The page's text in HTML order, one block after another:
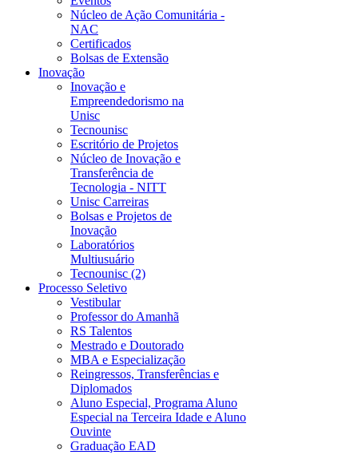
Núcleo de Ação Comunitária -
NAC
Certificados
Bolsas de Extensão
Inovação
Inovação e
Empreendedorismo na
Unisc
Tecnounisc
Escritório de Projetos
Núcleo de Inovação e
Transferência de
Tecnologia - NITT
Unisc Carreiras
Bolsas e Projetos de
Inovação
Laboratórios
Multiusuário
Tecnounisc (2)
Processo Seletivo
Vestibular
Professor do Amanhã
RS Talentos
Mestrado e Doutorado
MBA e Especialização
Reingressos, Transferências e
Diplomados
Aluno Especial, Programa Aluno
Especial na Terceira Idade e Aluno
Ouvinte
Graduação EAD